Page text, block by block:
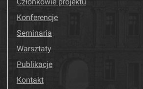
Konferencje
Seminaria
Warsztaty
Publikacje
Kontakt